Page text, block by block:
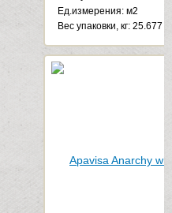
Ед.измерения: м2
Веc упаковки, кг: 25.677